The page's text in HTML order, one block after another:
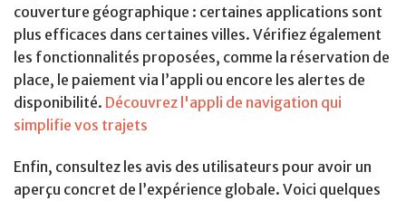
couverture géographique : certaines applications sont
plus efficaces dans certaines villes. Vérifiez également
les fonctionnalités proposées, comme la réservation de
place, le paiement via l’appli ou encore les alertes de
disponibilité. Découvrez l'appli de navigation qui
simplifie vos trajets
Enfin, consultez les avis des utilisateurs pour avoir un
aperçu concret de l’expérience globale. Voici quelques